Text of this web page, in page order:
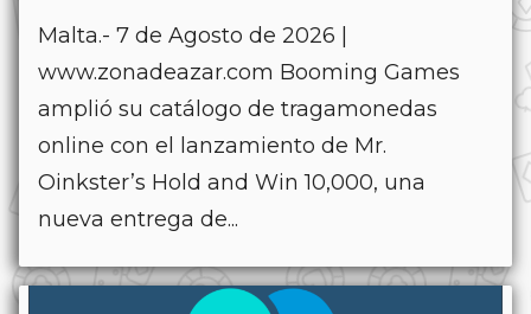
Malta.- 7 de Agosto de 2026 |
www.zonadeazar.com Booming Games
amplió su catálogo de tragamonedas
online con el lanzamiento de Mr.
Oinkster’s Hold and Win 10,000, una
nueva entrega de...